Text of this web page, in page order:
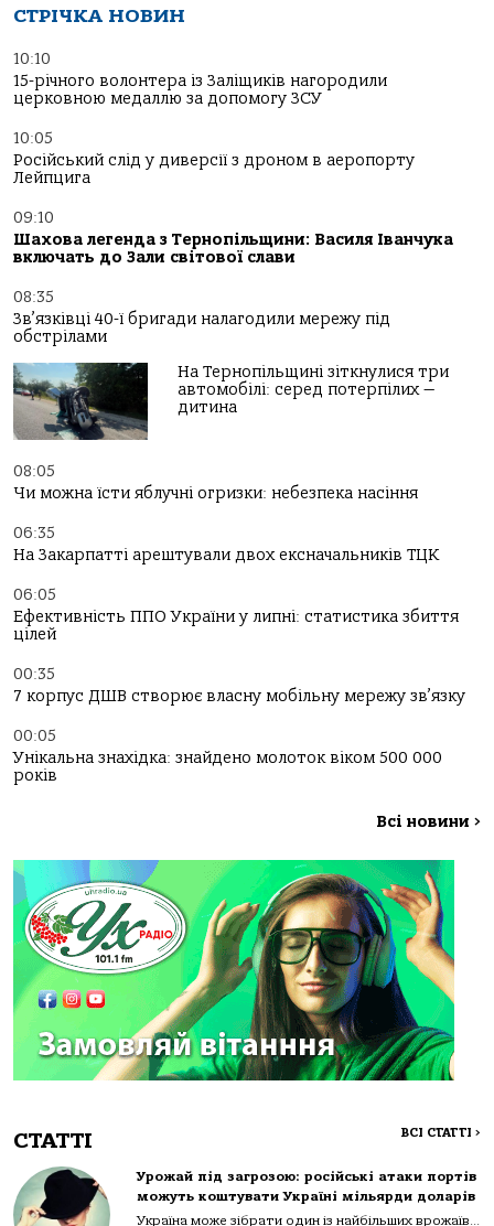
СТРІЧКА НОВИН
10:10
15-річного волонтера із Заліщиків нагородили
церковною медаллю за допомогу ЗСУ
10:05
Російський слід у диверсії з дроном в аеропорту
Лейпцига
09:10
Шахова легенда з Тернопільщини: Василя Іванчука
включать до Зали світової слави
08:35
Зв’язківці 40-ї бригади налагодили мережу під
обстрілами
На Тернопільщині зіткнулися три
автомобілі: серед потерпілих —
дитина
08:05
Чи можна їсти яблучні огризки: небезпека насіння
06:35
На Закарпатті арештували двох ексначальників ТЦК
06:05
Ефективність ППО України у липні: статистика збиття
цілей
00:35
7 корпус ДШВ створює власну мобільну мережу зв’язку
00:05
Унікальна знахідка: знайдено молоток віком 500 000
років
Всі новини >
СТАТТІ ВСІ СТАТТІ >
Урожай під загрозою: російські атаки портів
можуть коштувати Україні мільярди доларів
Україна може зібрати один із найбільших врожаїв...